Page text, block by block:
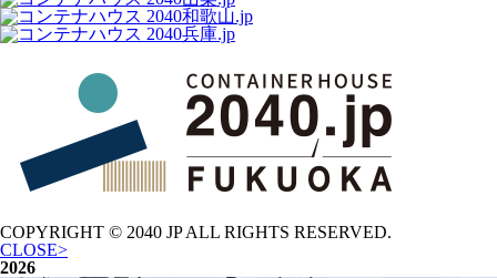
COPYRIGHT © 2040 JP ALL RIGHTS RESERVED.
CLOSE>
2026